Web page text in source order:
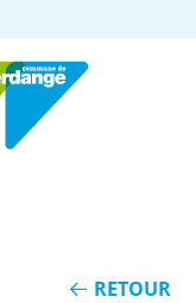
RETOUR